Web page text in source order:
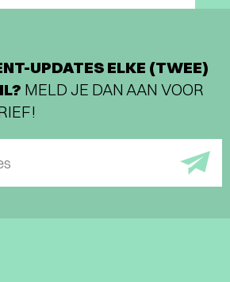
UPDATES ELKE (TWEE)
MELD JE DAN AAN VOOR